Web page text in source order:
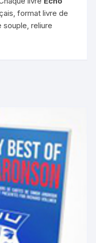
format livre de
souple, reliure